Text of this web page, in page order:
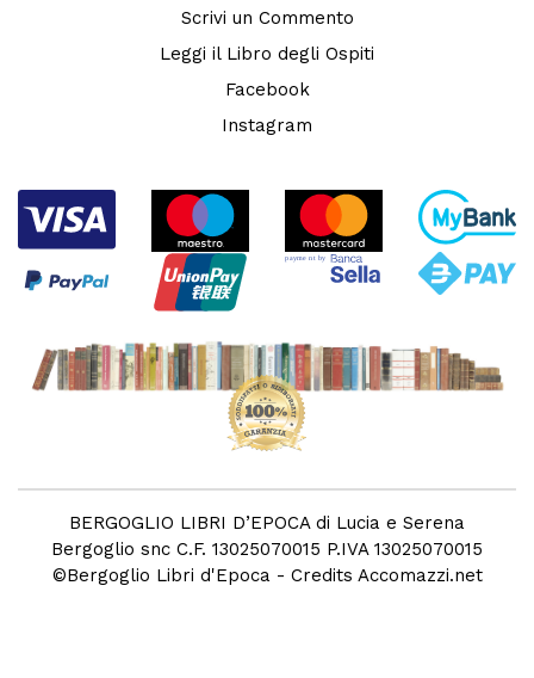
Scrivi un Commento
Leggi il Libro degli Ospiti
Facebook
Instagram
BERGOGLIO LIBRI D’EPOCA di Lucia e Serena
Bergoglio snc C.F. 13025070015 P.IVA 13025070015
©Bergoglio Libri d'Epoca - Credits Accomazzi.net